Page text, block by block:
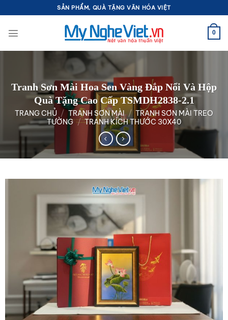
qua
nội
SẢN PHẨM, QUÀ TẶNG VĂN HÓA VIỆT
0
Tranh Sơn Mài Hoa Sen Vàng Đắp Nổi Và Hộp
Quà Tặng Cao Cấp TSMDH2838-2.1
TRANG CHỦ / TRANH SƠN MÀI / TRANH SƠN MÀI TREO
TƯỜNG / TRANH KÍCH THƯỚC 30X40